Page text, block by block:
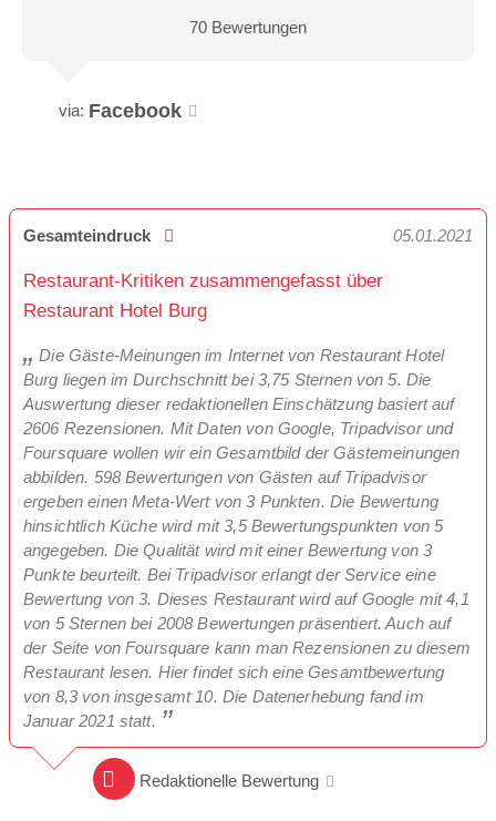
70 Bewertungen
via: Facebook
Gesamteindruck 05.01.2021
Restaurant-Kritiken zusammengefasst über
Restaurant Hotel Burg
Die Gäste-Meinungen im Internet von Restaurant Hotel
Burg liegen im Durchschnitt bei 3,75 Sternen von 5. Die
Auswertung dieser redaktionellen Einschätzung basiert auf
2606 Rezensionen. Mit Daten von Google, Tripadvisor und
Foursquare wollen wir ein Gesamtbild der Gästemeinungen
abbilden. 598 Bewertungen von Gästen auf Tripadvisor
ergeben einen Meta-Wert von 3 Punkten. Die Bewertung
hinsichtlich Küche wird mit 3,5 Bewertungspunkten von 5
angegeben. Die Qualität wird mit einer Bewertung von 3
Punkte beurteilt. Bei Tripadvisor erlangt der Service eine
Bewertung von 3. Dieses Restaurant wird auf Google mit 4,1
von 5 Sternen bei 2008 Bewertungen präsentiert. Auch auf
der Seite von Foursquare kann man Rezensionen zu diesem
Restaurant lesen. Hier findet sich eine Gesamtbewertung
von 8,3 von insgesamt 10. Die Datenerhebung fand im
Januar 2021 statt.
Redaktionelle Bewertung